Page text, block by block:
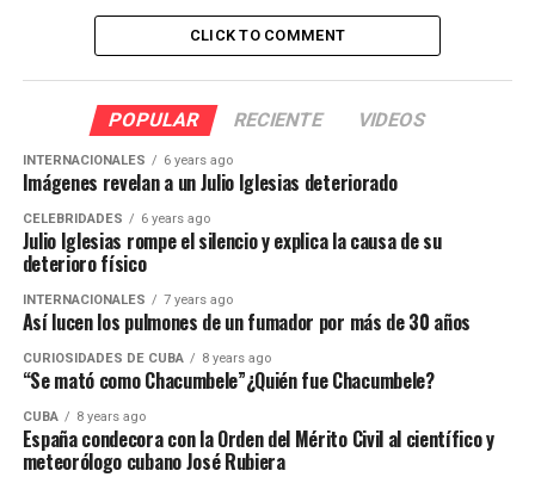
CLICK TO COMMENT
POPULAR RECIENTE VIDEOS
INTERNACIONALES 6 years ago
Imágenes revelan a un Julio Iglesias deteriorado
CELEBRIDADES 6 years ago
Julio Iglesias rompe el silencio y explica la causa de su
deterioro físico
INTERNACIONALES 7 years ago
Así lucen los pulmones de un fumador por más de 30 años
CURIOSIDADES DE CUBA 8 years ago
“Se mató como Chacumbele”¿Quién fue Chacumbele?
CUBA 8 years ago
España condecora con la Orden del Mérito Civil al científico y
meteorólogo cubano José Rubiera